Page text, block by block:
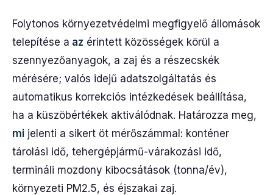
Folytonos környezetvédelmi megfigyelő állomások
telepítése a az érintett közösségek körül a
szennyezőanyagok, a zaj és a részecskék
mérésére; valós idejű adatszolgáltatás és
automatikus korrekciós intézkedések beállítása,
ha a küszöbértékek aktiválódnak. Határozza meg,
mi jelenti a sikert öt mérőszámmal: konténer
tárolási idő, tehergépjármű-várakozási idő,
termináli mozdony kibocsátások (tonna/év),
környezeti PM2.5, és éjszakai zaj.